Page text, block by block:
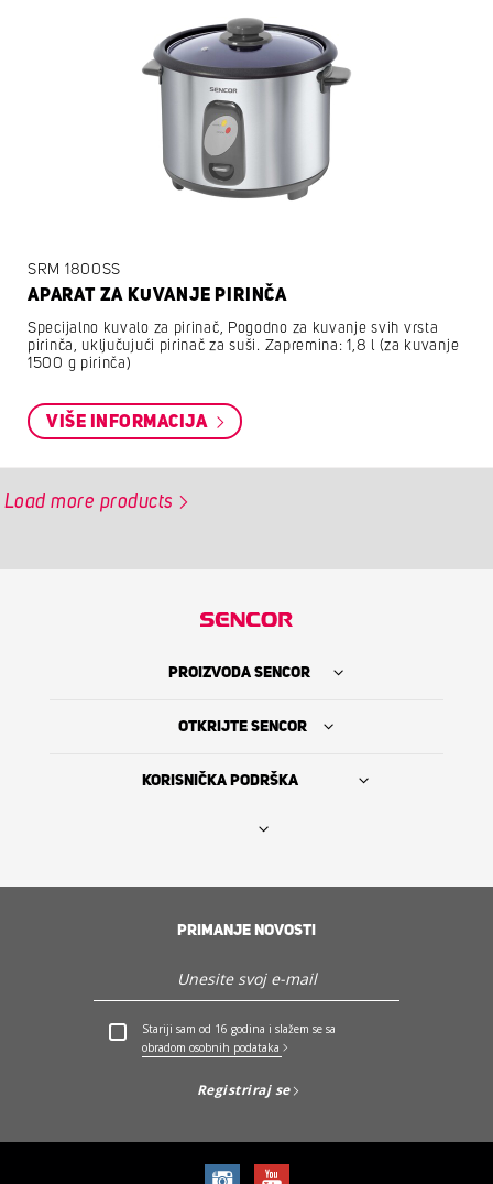
SRM 1800SS
APARAT ZA KUVANJE PIRINČA
Specijalno kuvalo za pirinač, Pogodno za kuvanje svih vrsta
pirinča, uključujući pirinač za suši. Zapremina: 1,8 l (za kuvanje
1500 g pirinča)
VIŠE INFORMACIJA
Load more products
PROIZVODA SENCOR
OTKRIJTE SENCOR
KORISNIČKA PODRŠKA
PRIMANJE NOVOSTI
Stariji sam od 16 godina i slažem se sa
obradom osobnih podataka
Registriraj se